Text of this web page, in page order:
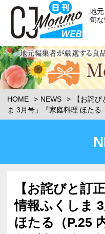
地
旬な
HOME NEWS
【お詫
ま 3月号」『家庭料理 ほたる
【お詫びと訂
情報ふくしま
ほたる（P.25